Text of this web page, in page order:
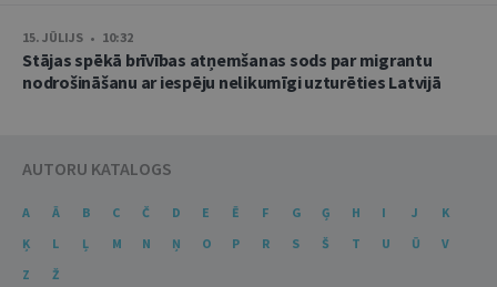
15. JŪLIJS • 10:32
Stājas spēkā brīvības atņemšanas sods par migrantu
nodrošināšanu ar iespēju nelikumīgi uzturēties Latvijā
AUTORU KATALOGS
A Ā B C Č D E Ē F G Ģ H I J
K
Ķ
L Ļ M N Ņ O P R S Š T U Ū
V
Z
Ž